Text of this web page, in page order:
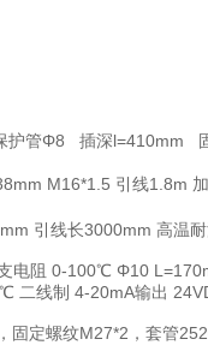
护管Φ8 插深l=410mm
M16*1.5 引线1.8m
引线长3000mm 高温
电阻 0-100℃ Φ10
二线制 4-20mA输出
固定螺纹M27*2，套管